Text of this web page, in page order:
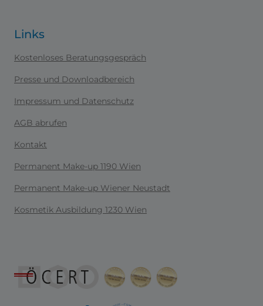
Links
Kostenloses Beratungsgespräch
Presse und Downloadbereich
Impressum und Datenschutz
AGB abrufen
Kontakt
Permanent Make-up 1190 Wien
Permanent Make-up Wiener Neustadt
Kosmetik Ausbildung 1230 Wien